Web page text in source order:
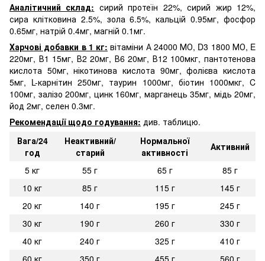
Аналітичний склад: сирий протеїн 22%, сирий жир 12%,
сира клітковина 2.5%, зола 6.5%, кальцій 0.95мг, фосфор
0.65мг, натрій 0.4мг, магній 0.1мг.
Харчові добавки в 1 кг: вітаміни А 24000 МО, D3 1800 МО, E
220мг, В1 15мг, В2 20мг, В6 20мг, В12 100мкг, пантотенова
кислота 50мг, нікотинова кислота 90мг, фолієва кислота
5мг, L-карнітин 250мг, таурин 1000мг, біотин 1000мкг, C
100мг, залізо 200мг, цинк 160мг, марганець 35мг, мідь 20мг,
йод 2мг, селен 0.3мг.
Рекомендації щодо годування: див. таблицю.
Вага/24
год
Неактивний/
старий
Нормальної
активності
Активний
5 кг
55 г 65 г
85 г
10 кг
85 г 115 г
145 г
20 кг
140 г 195 г
245 г
30 кг
190 г 260 г
330 г
40 кг
240 г 325 г
410 г
60 кг
350 г 455 г
560 г